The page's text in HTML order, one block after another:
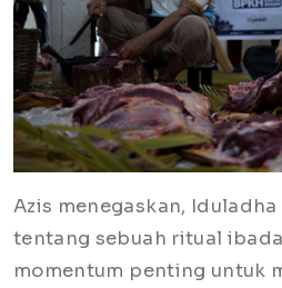
Azis menegaskan,
tentang sebuah ritual
momentum penting untuk